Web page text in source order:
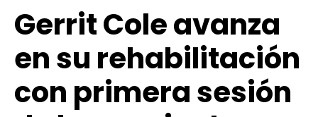
Gerrit Cole avanza
en su rehabilitación
con primera sesión